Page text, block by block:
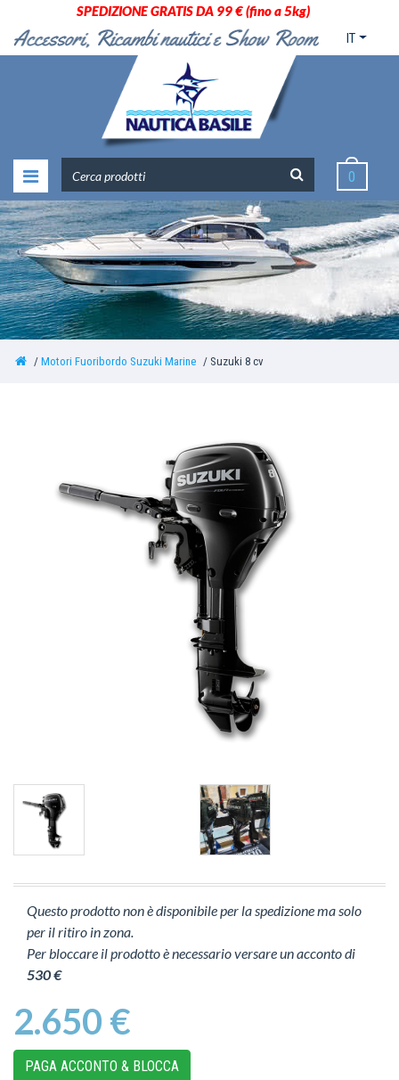
SPEDIZIONE GRATIS DA 99 € (fino a 5kg)
IT
0
Motori Fuoribordo Suzuki Marine Suzuki 8 cv
Questo prodotto non è disponibile per la spedizione ma solo
per il ritiro in zona.
Per bloccare il prodotto è necessario versare un acconto di
530 €
2.650 €
PAGA ACCONTO & BLOCCA